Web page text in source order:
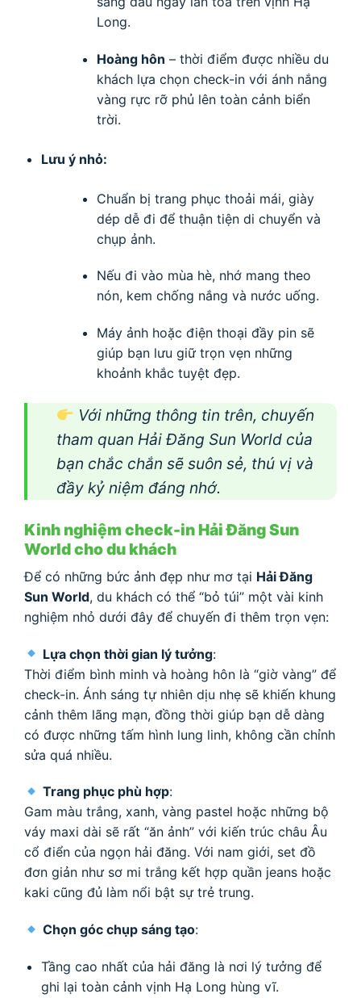
Long.
Hoàng hôn – thời điểm được nhiều du
khách lựa chọn check-in với ánh nắng
vàng rực rỡ phủ lên toàn cảnh biển
trời.
Lưu ý nhỏ:
Chuẩn bị trang phục thoải mái, giày
dép dễ đi để thuận tiện di chuyển và
chụp ảnh.
Nếu đi vào mùa hè, nhớ mang theo
nón, kem chống nắng và nước uống.
Máy ảnh hoặc điện thoại đầy pin sẽ
giúp bạn lưu giữ trọn vẹn những
khoảnh khắc tuyệt đẹp.
Với những thông tin trên, chuyến
tham quan Hải Đăng Sun World của
bạn chắc chắn sẽ suôn sẻ, thú vị và
đầy kỷ niệm đáng nhớ.
Kinh nghiệm check-in Hải Đăng Sun
World cho du khách
Để có những bức ảnh đẹp như mơ tại Hải Đăng
Sun World, du khách có thể “bỏ túi” một vài kinh
nghiệm nhỏ dưới đây để chuyến đi thêm trọn vẹn:
Lựa chọn thời gian lý tưởng:
Thời điểm bình minh và hoàng hôn là “giờ vàng” để
check-in. Ánh sáng tự nhiên dịu nhẹ sẽ khiến khung
cảnh thêm lãng mạn, đồng thời giúp bạn dễ dàng
có được những tấm hình lung linh, không cần chỉnh
sửa quá nhiều.
Trang phục phù hợp:
Gam màu trắng, xanh, vàng pastel hoặc những bộ
váy maxi dài sẽ rất “ăn ảnh” với kiến trúc châu Âu
cổ điển của ngọn hải đăng. Với nam giới, set đồ
đơn giản như sơ mi trắng kết hợp quần jeans hoặc
kaki cũng đủ làm nổi bật sự trẻ trung.
Chọn góc chụp sáng tạo:
Tầng cao nhất của hải đăng là nơi lý tưởng để
ghi lại toàn cảnh vịnh Hạ Long hùng vĩ.